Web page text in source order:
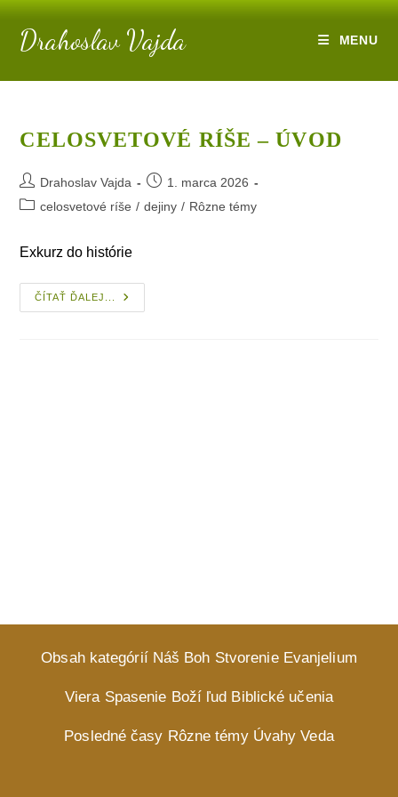
contentDrahoslav Vajda MENU
CELOSVETOVÉ RÍŠE – ÚVOD
Post
author:
Drahoslav Vajda
Post
published:
1. marca 2026
Postcelosvetové ríše / dejiny / Rôzne témy
Exkurz do histórie
ČÍTAŤ ĎALEJ...
Celosvetové
Ríše
Obsah kategórií Náš Boh Stvorenie Evanjelium
Viera Spasenie Boží ľud Biblické učenia
Posledné časy Rôzne témy Úvahy Veda